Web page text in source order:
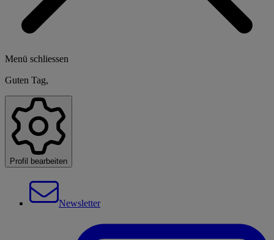
Menü schliessen
Guten Tag,
Profil bearbeiten
Newsletter